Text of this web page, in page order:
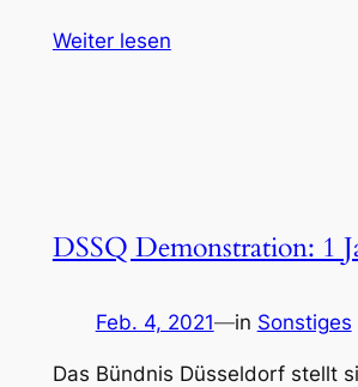
Weiter lesen
DSSQ Demonstration: 1
Feb. 4, 2021—in Sonstiges
Das Bündnis Düsseldorf stellt